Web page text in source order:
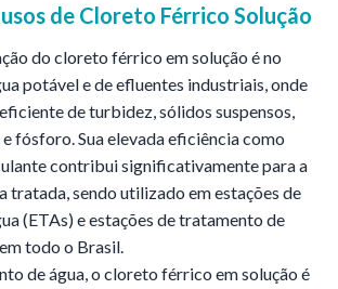
de Cloreto Férrico Solução
do cloreto férrico em solução é no
potável e de efluentes industriais, onde
de turbidez, sólidos suspensos,
fósforo. Sua elevada eficiência como
contribui significativamente para a
tratada, sendo utilizado em estações de
(ETAs) e estações de tratamento de
todo o Brasil.
de água, o cloreto férrico em solução é